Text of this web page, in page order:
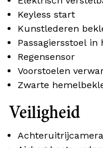
Keyless start
Kunstlederen
Passagiersstoel in
Regensensor
Voorstoelen
Zwarte
Veiligheid
Achteruitrijcamera